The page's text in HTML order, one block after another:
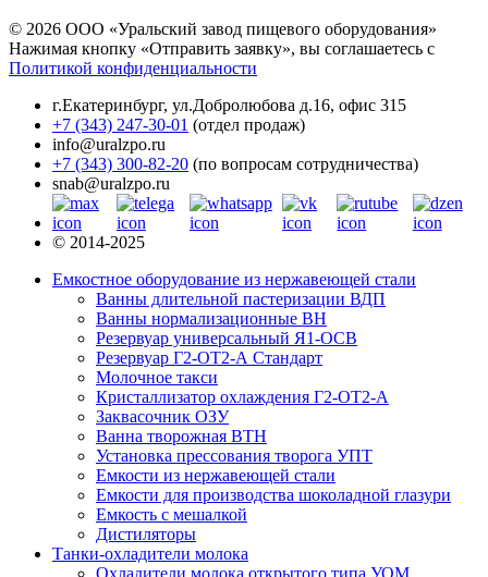
© 2026 ООО «Уральский завод пищевого оборудования»
Нажимая кнопку «Отправить заявку», вы соглашаетесь с
Политикой конфиденциальности
г.Екатеринбург, ул.Добролюбова д.16, офис 315
+7 (343) 247-30-01 (отдел продаж)
info@uralzpo.ru
+7 (343) 300-82-20 (по вопросам сотрудничества)
snab@uralzpo.ru
© 2014-2025
Емкостное оборудование из нержавеющей стали
Ванны длительной пастеризации ВДП
Ванны нормализационные ВН
Резервуар универсальный Я1-ОСВ
Резервуар Г2-ОТ2-А Стандарт
Молочное такси
Кристаллизатор охлаждения Г2-ОТ2-А
Заквасочник ОЗУ
Ванна творожная ВТН
Установка прессования творога УПТ
Емкости из нержавеющей стали
Емкости для производства шоколадной глазури
Емкость с мешалкой
Дистиляторы
Танки-охладители молока
Охладители молока открытого типа УОМ